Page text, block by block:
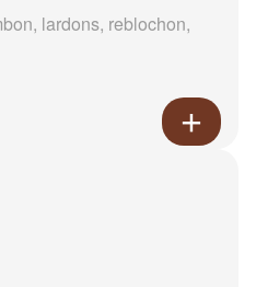
lardons, reblochon,